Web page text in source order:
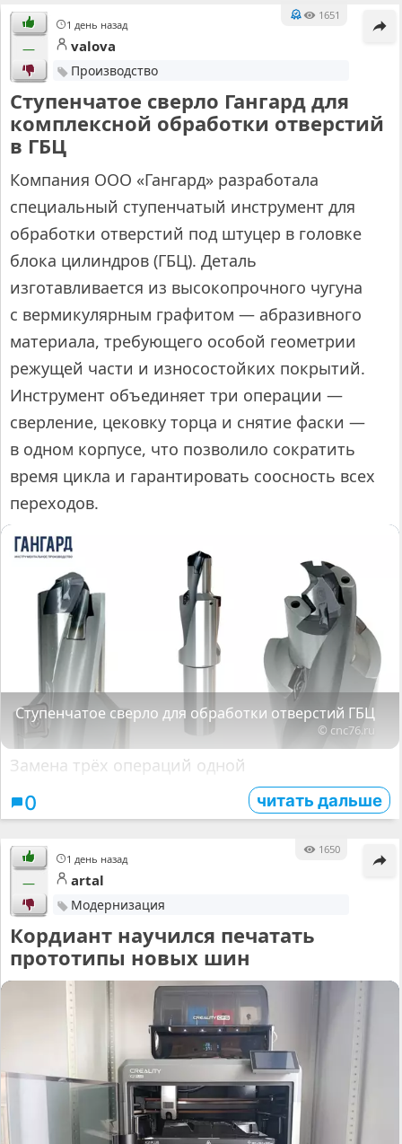
1 день назад
1651
— valova
Производство
Ступенчатое сверло Гангард для
комплексной обработки отверстий
в ГБЦ
Компания ООО «Гангард» разработала
специальный ступенчатый инструмент для
обработки отверстий под штуцер в головке
блока цилиндров (ГБЦ). Деталь
изготавливается из высокопрочного чугуна
с вермикулярным графитом — абразивного
материала, требующего особой геометрии
режущей части и износостойких покрытий.
Инструмент объединяет три операции —
сверление, цековку торца и снятие фаски —
в одном корпусе, что позволило сократить
время цикла и гарантировать соосность всех
переходов.
Ступенчатое сверло для обработки отверстий ГБЦ
© cnc76.ru
Замена трёх операций одной
0 читать дальше
1 день назад
1650
— artal
Модернизация
Кордиант научился печатать
прототипы новых шин